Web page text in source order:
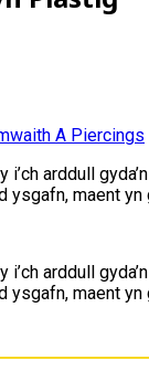
A Piercings
i’ch arddull
ysgafn, maent
i’ch arddull
ysgafn, maent